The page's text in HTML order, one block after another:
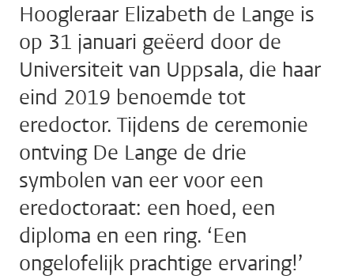
Hoogleraar Elizabeth de Lange is
op 31 januari geëerd door de
Universiteit van Uppsala, die haar
eind 2019 benoemde tot
eredoctor. Tijdens de ceremonie
ontving De Lange de drie
symbolen van eer voor een
eredoctoraat: een hoed, een
diploma en een ring. ‘Een
ongelofelijk prachtige ervaring!’